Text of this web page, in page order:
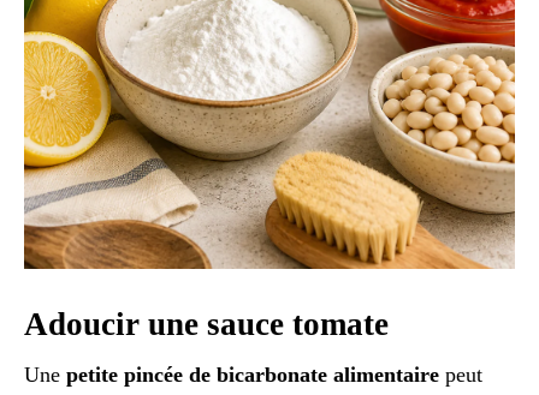
Adoucir une sauce tomate
Une petite pincée de bicarbonate alimentaire peut